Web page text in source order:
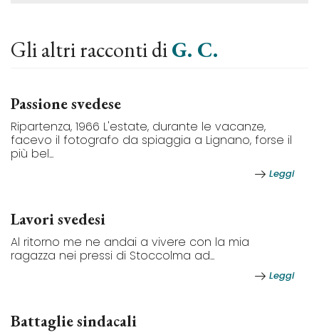
Gli altri racconti diG. C.
Passione svedese
Ripartenza, 1966 L'estate, durante le vacanze,
facevo il fotografo da spiaggia a Lignano, forse il
più bel...
Leggi
Lavori svedesi
Al ritorno me ne andai a vivere con la mia
ragazza nei pressi di Stoccolma ad...
Leggi
Battaglie sindacali